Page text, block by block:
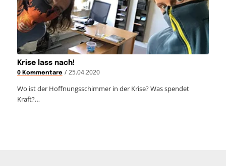
Krise lass nach!
0 Kommentare / 25.04.2020
Wo ist der Hoffnungsschimmer in der Krise? Was spendet
Kraft?…